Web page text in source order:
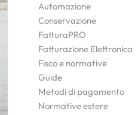
Automazione
Conservazione
FatturaPRO
Fatturazione Elettronica
Fisco e normative
Guide
Metodi di pagamento
Normative estere